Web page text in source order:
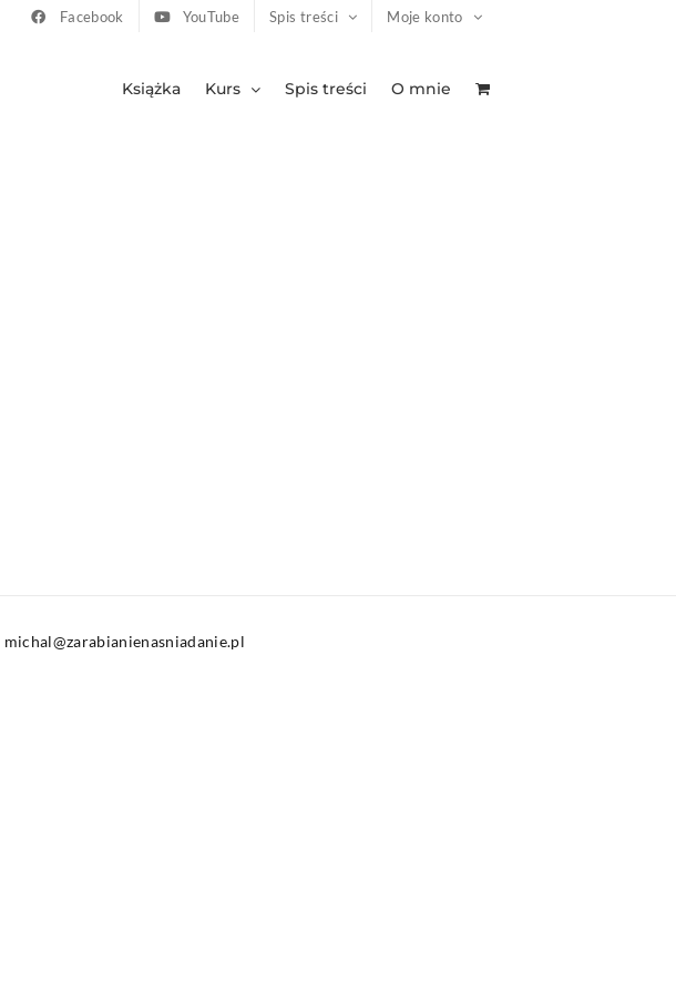
Facebook YouTube Spis treści Moje konto
Książka Kurs Spis treści O mnie
michal@zarabianienasniadanie.pl